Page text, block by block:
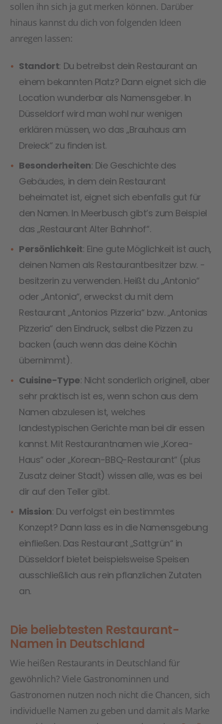
sollen ihn sich ja gut merken können. Darüber
hinaus kannst du dich von folgenden Ideen
anregen lassen:
Standort: Du betreibst dein Restaurant an
einem bekannten Platz? Dann eignet sich die
Location wunderbar als Namensgeber. In
Düsseldorf wird man wohl nur wenigen
erklären müssen, wo das „Brauhaus am
Dreieck“ zu finden ist.
Besonderheiten: Die Geschichte des
Gebäudes, in dem dein Restaurant
beheimatet ist, eignet sich ebenfalls gut für
den Namen. In Meerbusch gibt’s zum Beispiel
das „Restaurant Alter Bahnhof“.
Persönlichkeit: Eine gute Möglichkeit ist auch,
deinen Namen als Restaurantbesitzer bzw. -
besitzerin zu verwenden. Heißt du „Antonio“
oder „Antonia“, erweckst du mit dem
Restaurant „Antonios Pizzeria“ bzw. „Antonias
Pizzeria“ den Eindruck, selbst die Pizzen zu
backen (auch wenn das deine Köchin
übernimmt).
Cuisine-Type: Nicht sonderlich originell, aber
sehr praktisch ist es, wenn schon aus dem
Namen abzulesen ist, welches
landestypischen Gerichte man bei dir essen
kannst. Mit Restaurantnamen wie „Korea-
Haus“ oder „Korean-BBQ-Restaurant“ (plus
Zusatz deiner Stadt) wissen alle, was es bei
dir auf den Teller gibt.
Mission: Du verfolgst ein bestimmtes
Konzept? Dann lass es in die Namensgebung
einfließen. Das Restaurant „Sattgrün“ in
Düsseldorf bietet beispielsweise Speisen
ausschließlich aus rein pflanzlichen Zutaten
an.
Die beliebtesten Restaurant-
Namen in Deutschland
Wie heißen Restaurants in Deutschland für
gewöhnlich? Viele Gastronominnen und
Gastronomen nutzen noch nicht die Chancen, sich
individuelle Namen zu geben und damit als Marke